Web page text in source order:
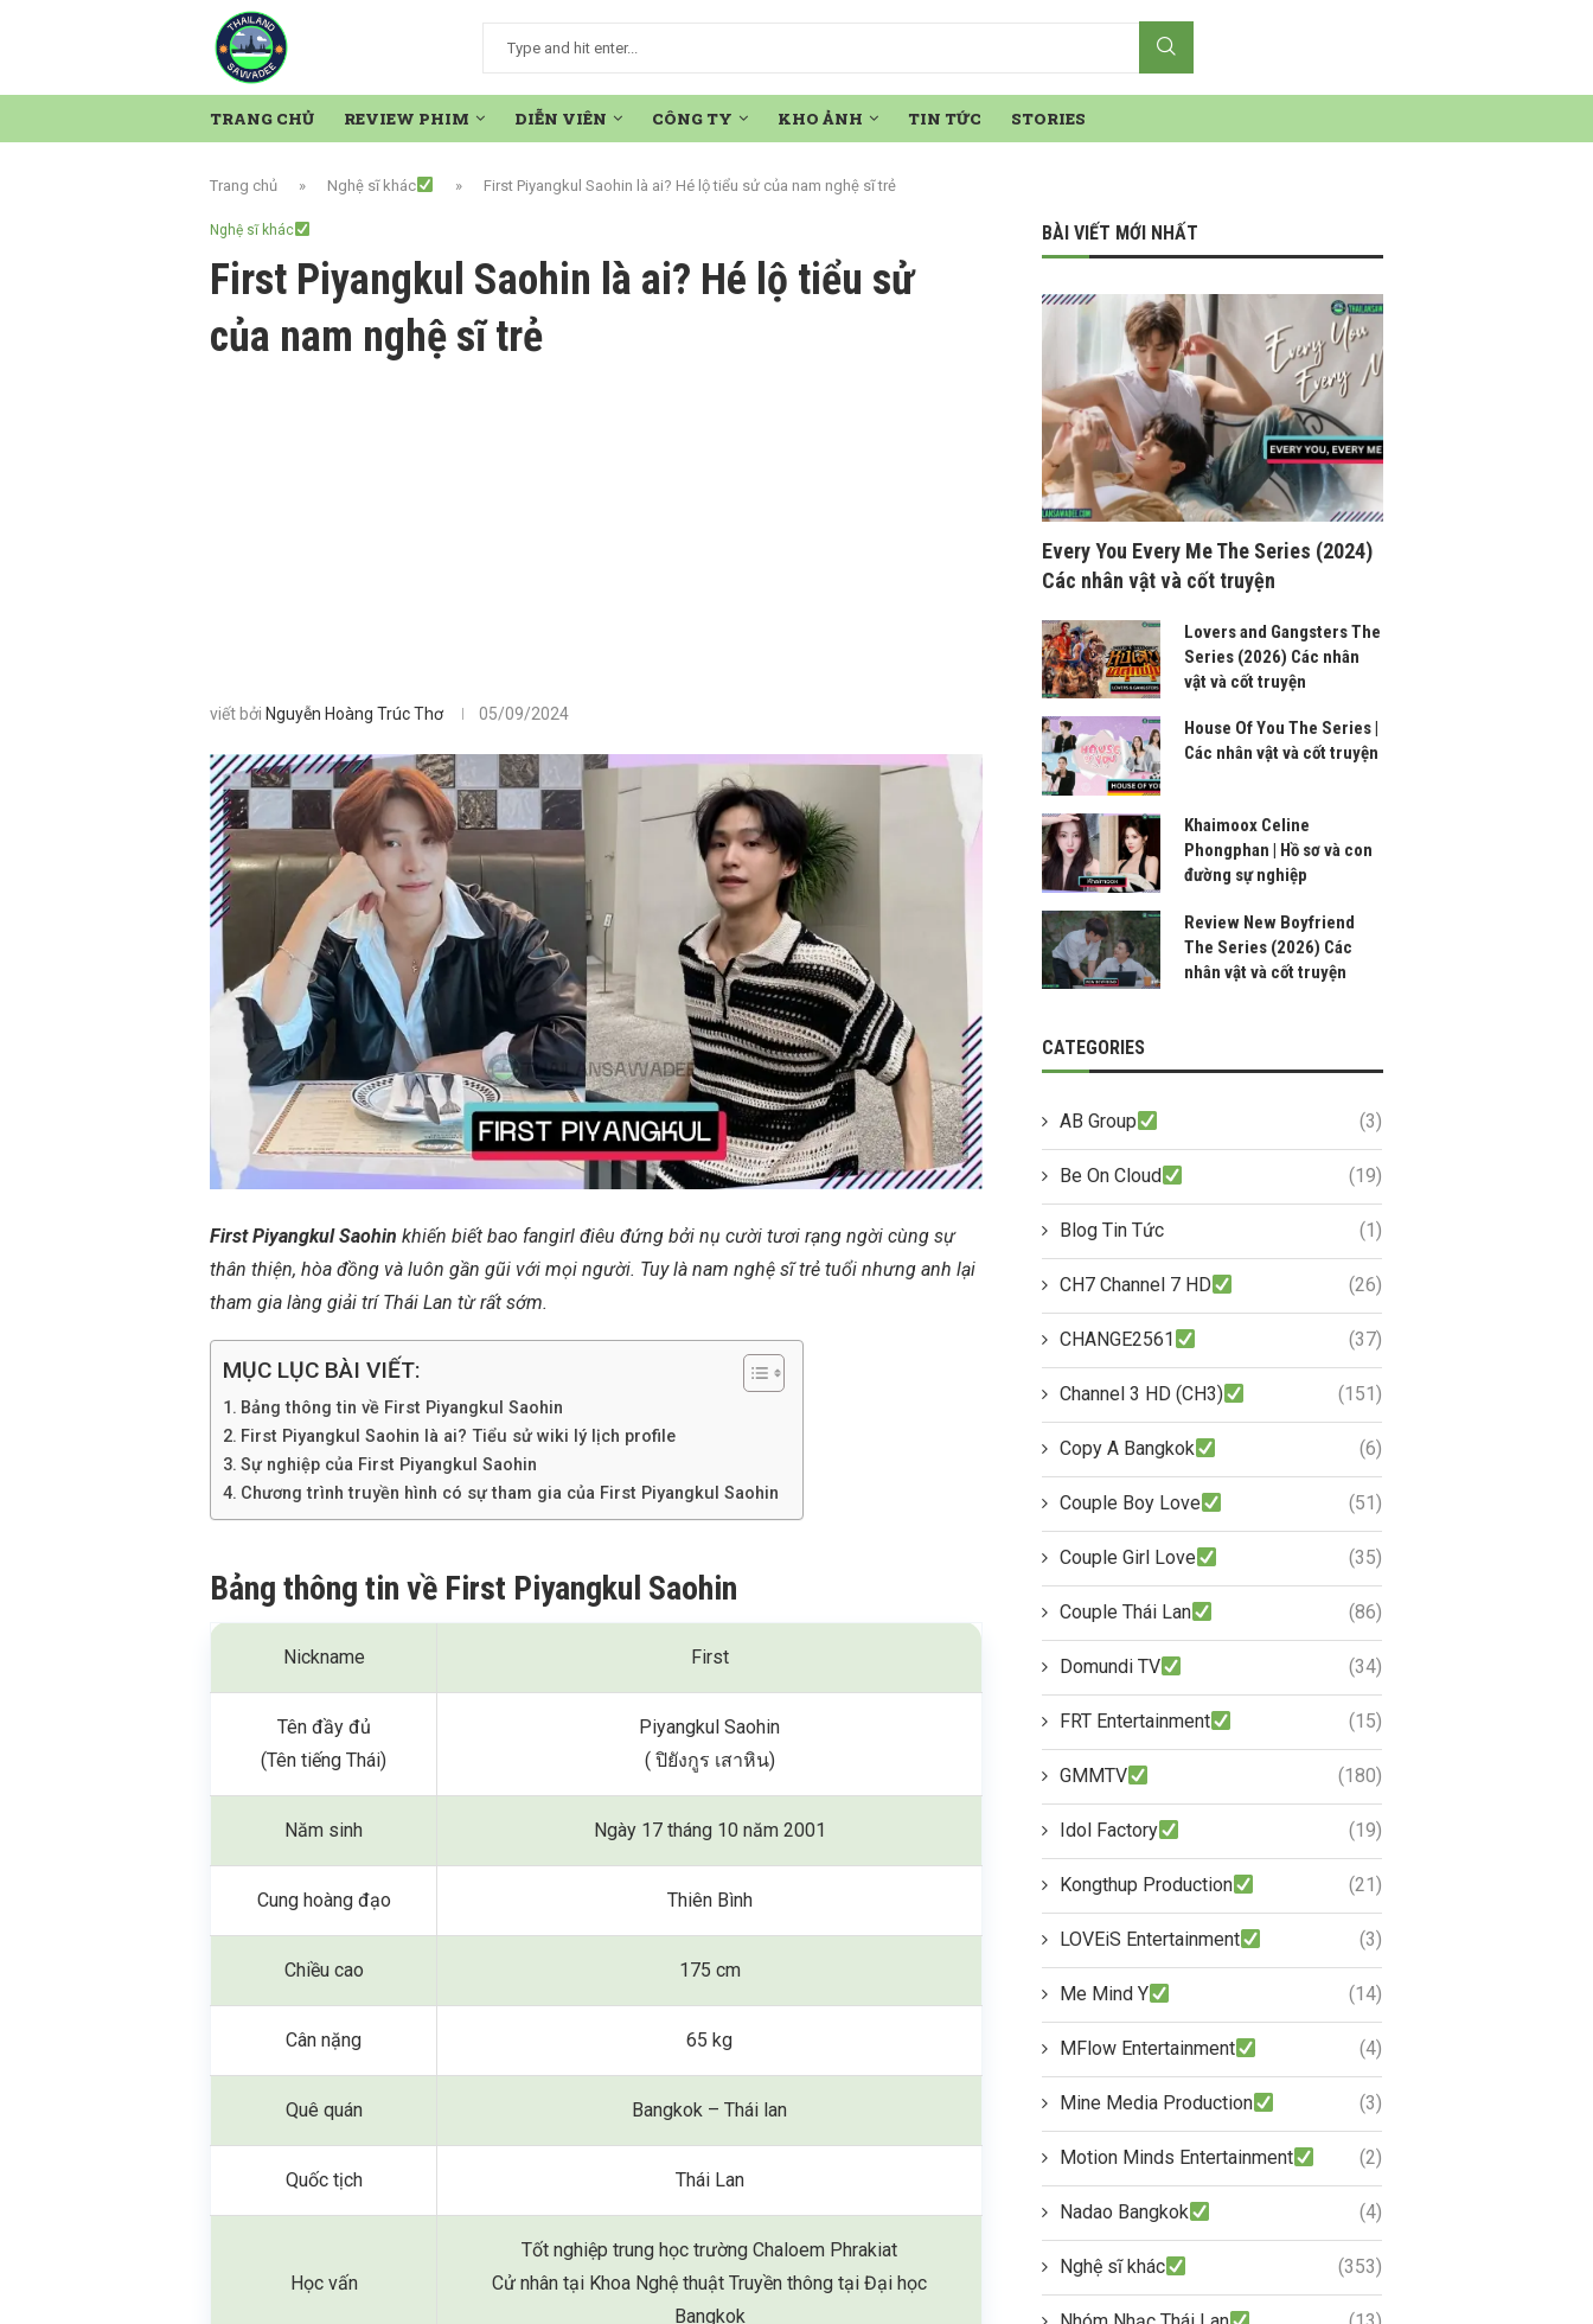
TRANG CHỦ REVIEW PHIM DIỄN VIÊN CÔNG TY KHO ẢNH TIN TỨC STORIES
Trang chủ » Nghệ sĩ khác » First Piyangkul Saohin là ai? Hé lộ tiểu sử của nam nghệ sĩ trẻ
Nghệ sĩ khác
First Piyangkul Saohin là ai? Hé lộ tiểu sử
của nam nghệ sĩ trẻ
viết bởi Nguyễn Hoàng Trúc Thơ 05/09/2024
First Piyangkul Saohin khiến biết bao fangirl điêu đứng bởi nụ cười tươi rạng ngời cùng sự
thân thiện, hòa đồng và luôn gần gũi với mọi người. Tuy là nam nghệ sĩ trẻ tuổi nhưng anh lại
tham gia làng giải trí Thái Lan từ rất sớm.
MỤC LỤC BÀI VIẾT:
Bảng thông tin về First Piyangkul Saohin
First Piyangkul Saohin là ai? Tiểu sử wiki lý lịch profile
Sự nghiệp của First Piyangkul Saohin
Chương trình truyền hình có sự tham gia của First Piyangkul Saohin
Bảng thông tin về First Piyangkul Saohin
Nickname First
Tên đầy đủ
(Tên tiếng Thái)
Piyangkul Saohin
( ปิยังกูร เสาหิน)
Năm sinh Ngày 17 tháng 10 năm 2001
Cung hoàng đạo Thiên Bình
Chiều cao 175 cm
Cân nặng 65 kg
Quê quán Bangkok – Thái lan
Quốc tịch Thái Lan
Học vấn
Tốt nghiệp trung học trường Chaloem Phrakiat
Cử nhân tại Khoa Nghệ thuật Truyền thông tại Đại học
Bangkok
BÀI VIẾT MỚI NHẤT
Every You Every Me The Series (2024)
Các nhân vật và cốt truyện
Lovers and Gangsters The
Series (2026) Các nhân
vật và cốt truyện
House Of You The Series |
Các nhân vật và cốt truyện
Khaimoox Celine
Phongphan | Hồ sơ và con
đường sự nghiệp
Review New Boyfriend
The Series (2026) Các
nhân vật và cốt truyện
CATEGORIES
AB Group (3)
Be On Cloud (19)
Blog Tin Tức (1)
CH7 Channel 7 HD (26)
CHANGE2561 (37)
Channel 3 HD (CH3) (151)
Copy A Bangkok (6)
Couple Boy Love (51)
Couple Girl Love (35)
Couple Thái Lan (86)
Domundi TV (34)
FRT Entertainment (15)
GMMTV (180)
Idol Factory (19)
Kongthup Production (21)
LOVEiS Entertainment (3)
Me Mind Y (14)
MFlow Entertainment (4)
Mine Media Production (3)
Motion Minds Entertainment (2)
Nadao Bangkok (4)
Nghệ sĩ khác (353)